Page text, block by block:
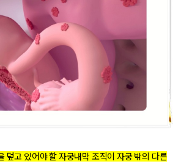
덮고 있어야 할 자궁내막 조직이 자궁 밖의 다른